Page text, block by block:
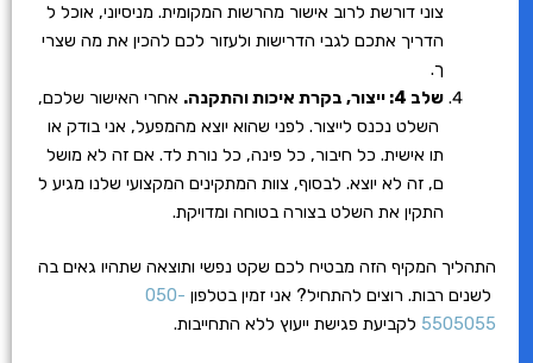
צוני דורשת לרוב אישור מהרשות המקומית. מניסיוני, אוכל ל
הדריך אתכם לגבי הדרישות ולעזור לכם להכין את מה שצרי
שלב 4: ייצור, בקרת איכות והתקנה.
אחרי האישור שלכם,
השלט נכנס לייצור. לפני שהוא יוצא מהמפעל, אני בודק או
תו אישית. כל חיבור, כל פינה, כל נורת לד. אם זה לא מושל
ם, זה לא יוצא. לבסוף, צוות המתקינים המקצועי שלנו מגיע ל
התקין את השלט בצורה בטוחה ומדויקת.
התהליך המקיף הזה מבטיח לכם שקט נפשי ותוצאה שתהיו גאים בה
לשנים רבות. רוצים להתחיל? אני זמין בטלפון050-
5505055לקביעת פגישת ייעוץ ללא התחייבות.